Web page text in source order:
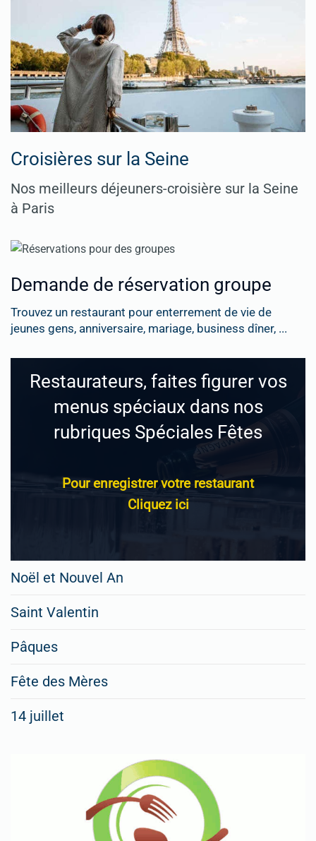
Croisières sur la Seine
Nos meilleurs déjeuners-croisière sur la Seine
à Paris
Demande de réservation groupe
Trouvez un restaurant pour enterrement de vie de
jeunes gens, anniversaire, mariage, business dîner, ...
Restaurateurs, faites figurer vos
menus spéciaux dans nos
rubriques Spéciales Fêtes
Pour enregistrer votre restaurant
Cliquez ici
Noël et Nouvel An
Saint Valentin
Pâques
Fête des Mères
14 juillet